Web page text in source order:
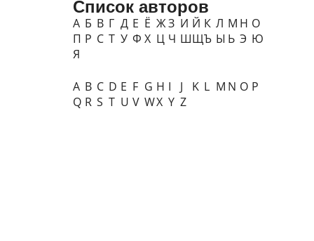
Список авторов
А Б В Г Д Е Ё ЖЗ И Й К Л М Н О
П Р С Т У Ф Х Ц Ч ШЩЪ Ы Ь Э Ю
Я
A B C D E F G H I J K L M N O P
Q R S T U V WX Y Z